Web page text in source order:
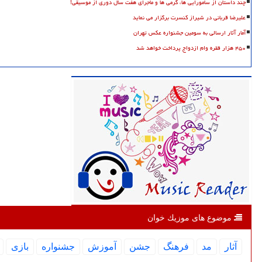
علیرضا قربانی در شیراز کنسرت برگزار می نماید
آمار آثار ارسالی به سومین جشنواره عکس تهران
۴۵۰ هزار فقره وام ازدواج پرداخت خواهد شد
موضوع های موزیك خوان
آثار مد فرهنگ جشن آموزش جشنواره بازی